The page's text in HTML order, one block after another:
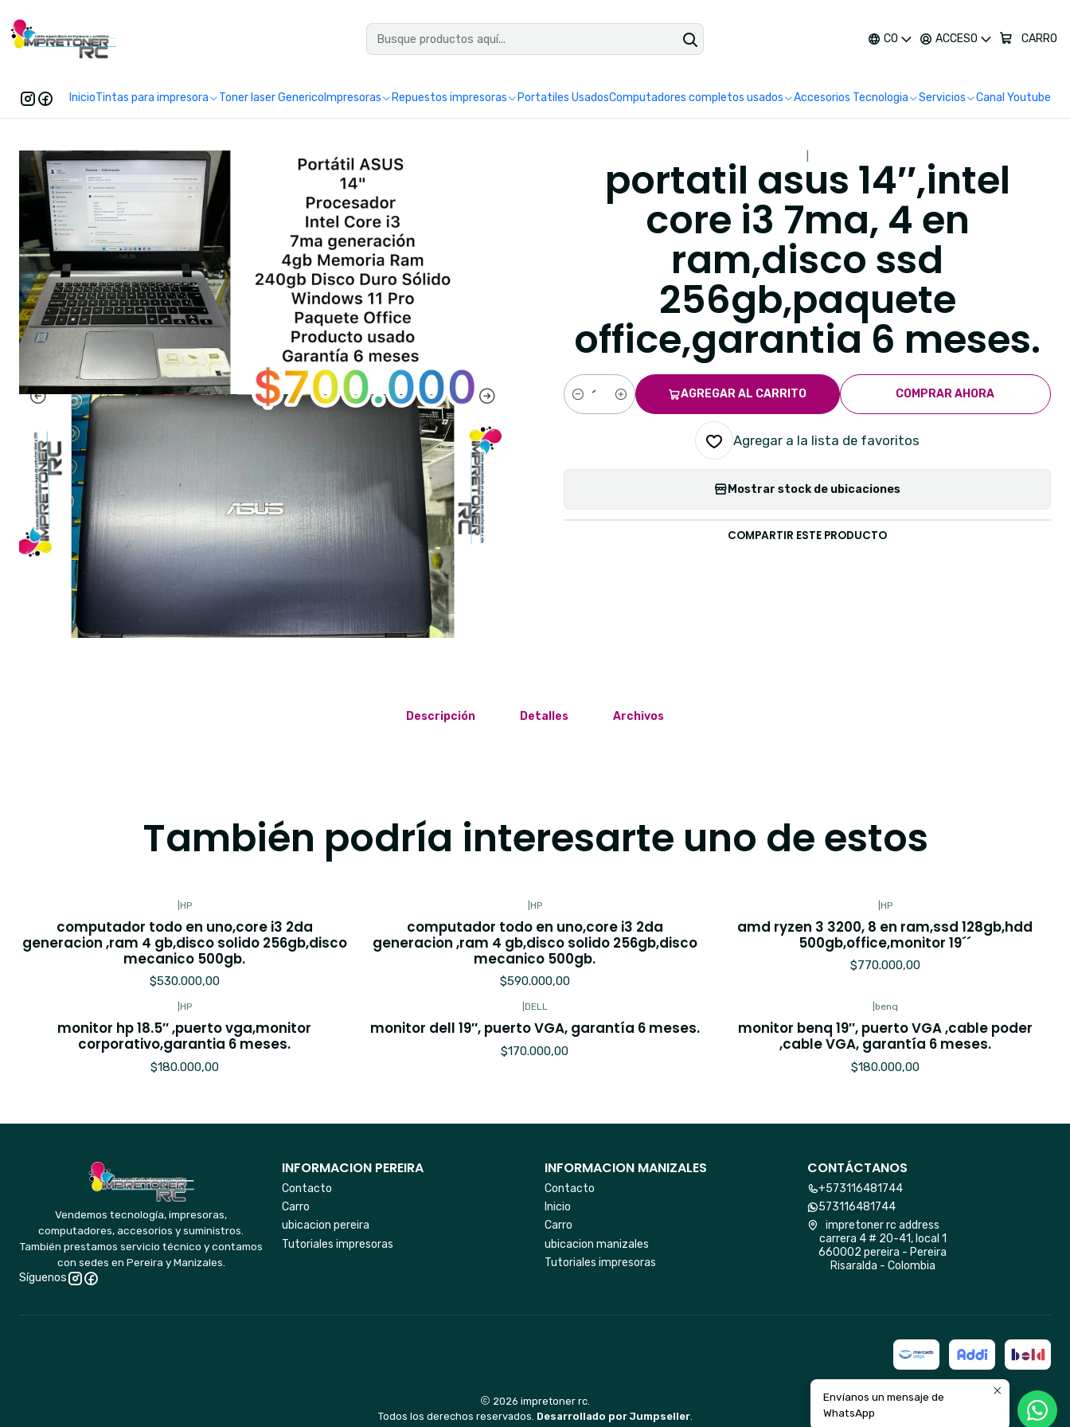
CO ACCESO CARRO
InicioTintas para impresora Toner laser Generico Impresoras Repuestos impresoras Portatiles UsadosComputadores completos usados Accesorios Tecnologia Servicios Canal Youtube
portatil asus 14′′,intel
core i3 7ma, 4 en
ram,disco ssd
256gb,paquete
office,garantia 6 meses.
Cantidad
AGREGAR AL CARRITO COMPRAR AHORA
Agregar a la lista de favoritos
Mostrar stock de ubicaciones
COMPARTIR ESTE PRODUCTO
Descripción Detalles Archivos
También podría interesarte uno de estos
HP
computador todo en uno,core i3 2da
generacion ,ram 4 gb,disco solido 256gb,disco
mecanico 500gb.
$530.000,00
HP
computador todo en uno,core i3 2da
generacion ,ram 4 gb,disco solido 256gb,disco
mecanico 500gb.
$590.000,00
HP
amd ryzen 3 3200, 8 en ram,ssd 128gb,hdd
500gb,office,monitor 19´´
$770.000,00
HP
monitor hp 18.5′′ ,puerto vga,monitor
corporativo,garantia 6 meses.
$180.000,00
DELL
monitor dell 19″, puerto VGA, garantía 6 meses.
$170.000,00
benq
monitor benq 19′′, puerto VGA ,cable poder
,cable VGA, garantía 6 meses.
$180.000,00
Vendemos tecnología, impresoras,
computadores, accesorios y suministros.
También prestamos servicio técnico y contamos
con sedes en Pereira y Manizales.
Síguenos
INFORMACION PEREIRA
Contacto
Carro
ubicacion pereira
Tutoriales impresoras
INFORMACION MANIZALES
Contacto
Inicio
Carro
ubicacion manizales
Tutoriales impresoras
CONTÁCTANOS
+573116481744
573116481744
impretoner rc address
carrera 4 # 20-41, local 1
660002 pereira - Pereira
Risaralda - Colombia
2026 impretoner rc.
Todos los derechos reservados. Desarrollado por Jumpseller.
Envíanos un mensaje de
WhatsApp